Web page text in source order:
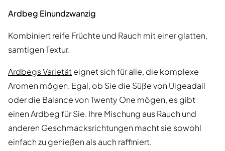
Ardbeg Einundzwanzig
Kombiniert reife Früchte und Rauch mit einer glatten,
samtigen Textur.
Ardbegs Varietäteignet sich für alle, die komplexe
Aromen mögen. Egal, ob Sie die Süße von Uigeadail
oder die Balance von Twenty One mögen, es gibt
einen Ardbeg für Sie. Ihre Mischung aus Rauch und
anderen Geschmacksrichtungen macht sie sowohl
einfach zu genießen als auch raffiniert.